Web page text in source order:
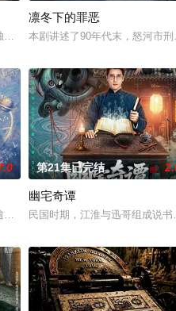
连载漫画《吾凰在上》。 现代少
凛冬下的罪恶
本剧讲述了90年代末，怒河市
长大以后，林知夏忽然对他说：“
第21集已完结
幽宅奇谭
民国时期，江淮与迅哥组成说书